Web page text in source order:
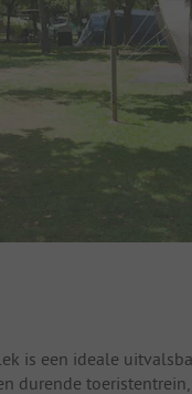
is een ideale
durende